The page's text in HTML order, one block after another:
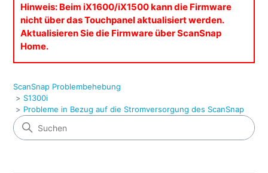
Hinweis: Beim iX1600/iX1500 kann die Firmware
nicht über das Touchpanel aktualisiert werden.
Aktualisieren Sie die Firmware über ScanSnap
Home.
ScanSnap Problembehebung
S1300i
Probleme in Bezug auf die Stromversorgung des ScanSnap